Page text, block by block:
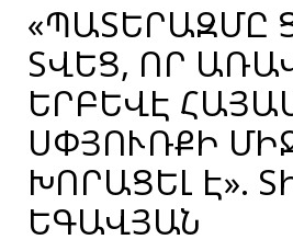
«ՊԱՏԵՐԱԶՄԸ
ՏՎԵՑ, ՈՐ
ԵՐԲԵՎԷ
ՍՓՅՈՒՌՔԻ
ԽՈՐԱՑԵԼ Է».
ԵԳԱՎՅԱՆ